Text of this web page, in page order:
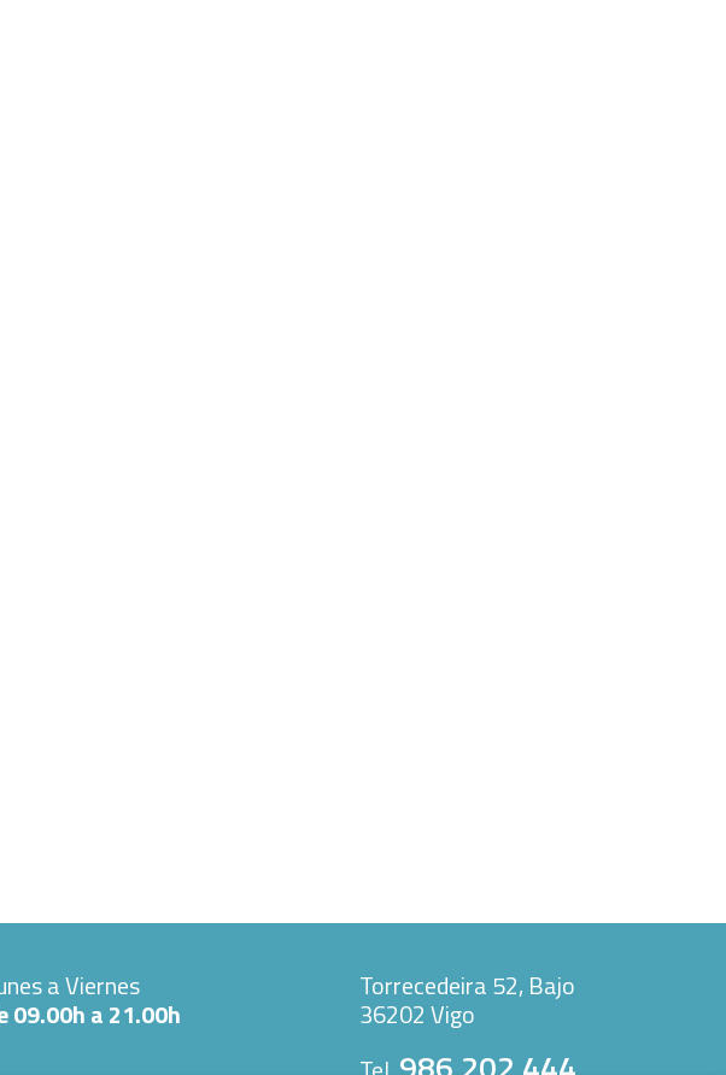
a Viernes
09.00h a 21.00h
Torrecedeira 52, Bajo
36202 Vigo